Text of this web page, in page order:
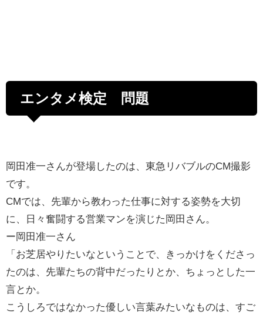
エンタメ検定 問題
岡田准一さんが登場したのは、東急リバブルのCM撮影
です。
CMでは、先輩から教わった仕事に対する姿勢を大切
に、日々奮闘する営業マンを演じた岡田さん。
ー岡田准一さん
「お芝居やりたいなということで、きっかけをくださっ
たのは、先輩たちの背中だったりとか、ちょっとした一
言とか。
こうしろではなかった優しい言葉みたいなものは、すご